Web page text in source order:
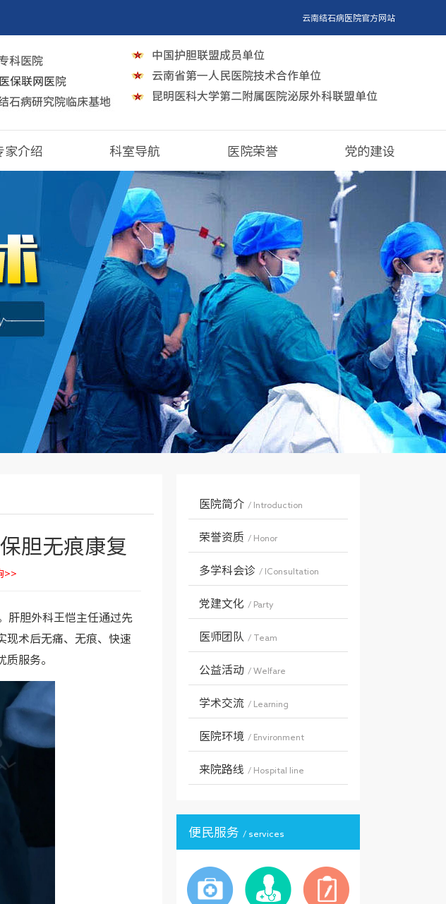
云南结石病医院官方网站
家介绍 科室导航 医院荣誉 党的建设
胆无痕康复
>>
肝胆外科王恺主任通过先
现术后无痛、无痕、快速
服务。
医院简介 / Introduction
荣誉资质 / Honor
多学科会诊 / IConsultation
党建文化 / Party
医师团队 / Team
公益活动 / Welfare
学术交流 / Learning
医院环境 / Environment
来院路线 / Hospital line
便民服务 / services